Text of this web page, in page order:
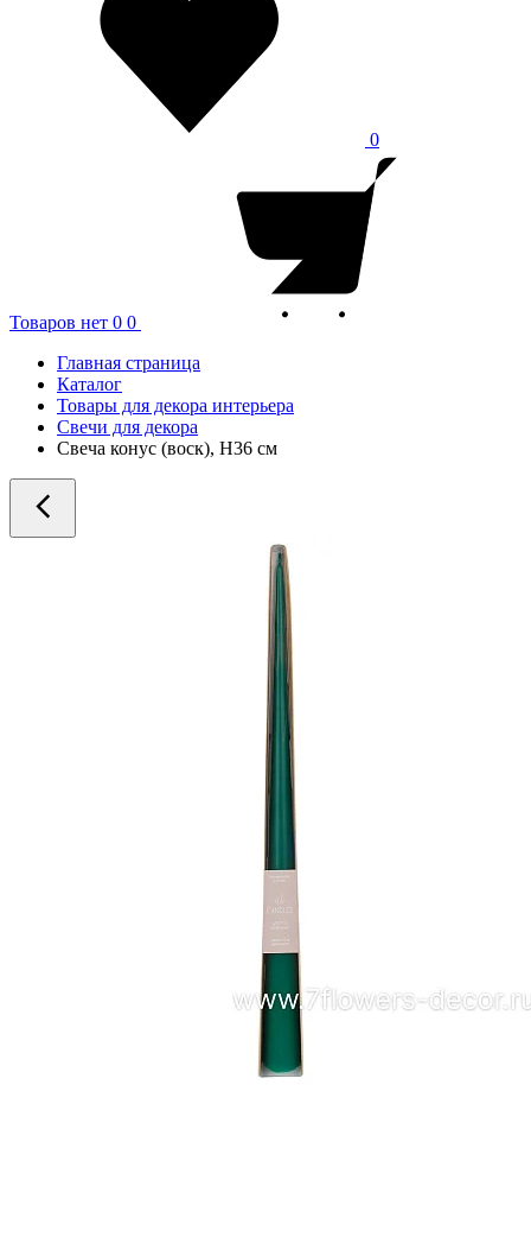
0
Товаров нет 0 0
Главная страница
Каталог
Товары для декора интерьера
Свечи для декора
Свеча конус (воск), H36 см